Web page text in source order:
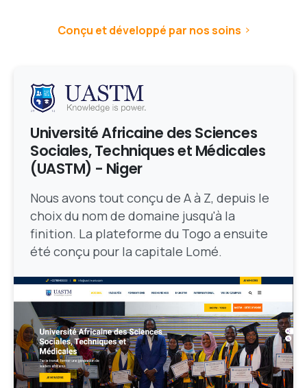
Conçu et développé par nos soins
Université Africaine des Sciences
Sociales, Techniques et Médicales
(UASTM) - Niger
Nous avons tout conçu de A à Z, depuis le
choix du nom de domaine jusqu'à la
finition. La plateforme du Togo a ensuite
été conçu pour la capitale Lomé.